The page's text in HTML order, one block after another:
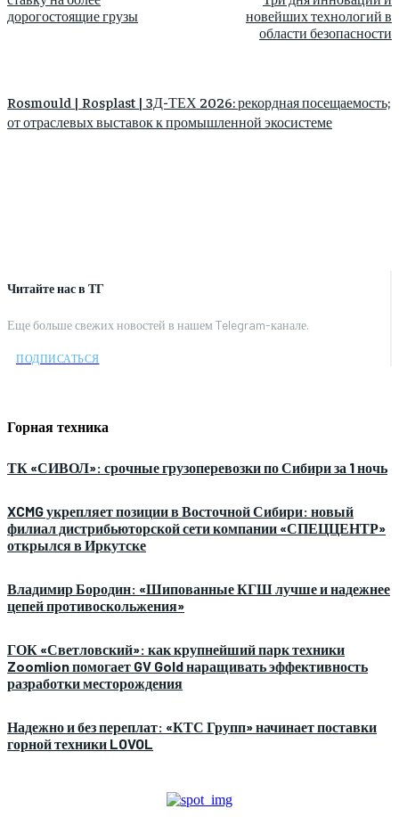
Читайте нас в ТГ
Еще больше свежих новостей в нашем Telegram-канале.
ПОДПИСАТЬСЯ
Горная техника
ТК «СИВОЛ»: срочные грузоперевозки по Сибири за 1 ночь
XCMG укрепляет позиции в Восточной Сибири: новый
филиал дистрибьюторской сети компании «СПЕЦЦЕНТР»
открылся в Иркутске
Владимир Бородин: «Шипованные КГШ лучше и надежнее
цепей противоскольжения»
ГОК «Светловский»: как крупнейший парк техники
Zoomlion помогает GV Gold наращивать эффективность
разработки месторождения
Надежно и без переплат: «КТС Групп» начинает поставки
горной техники LOVOL
дорогостоящие грузы
новейших технологий в
области безопасности
Rosmould | Rosplast | 3Д-ТЕХ 2026: рекордная посещаемость;
от отраслевых выставок к промышленной экосистеме